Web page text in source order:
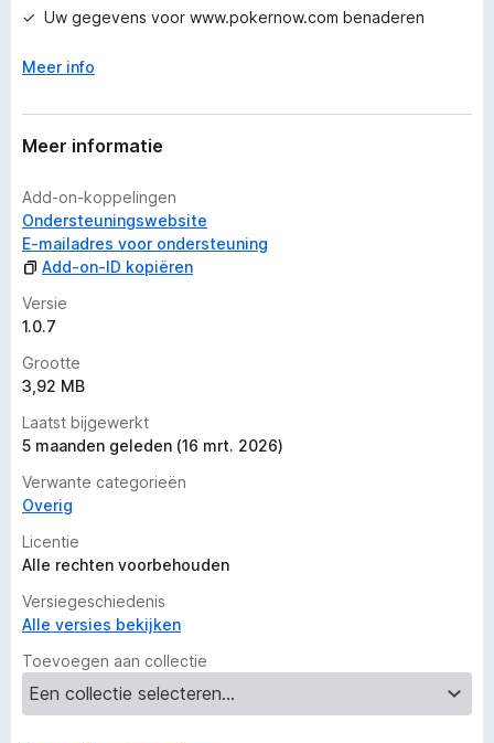
r
n
Uw gegevens voor www.pokernow.com benaderen
Meer info
Meer informatie
Add-on-koppelingen
Ondersteuningswebsite
E-mailadres voor ondersteuning
Add-on-ID kopiëren
Versie
1.0.7
Grootte
3,92 MB
Laatst bijgewerkt
5 maanden geleden (16 mrt. 2026)
Verwante categorieën
Overig
Licentie
Alle rechten voorbehouden
Versiegeschiedenis
Alle versies bekijken
Toevoegen aan collectie